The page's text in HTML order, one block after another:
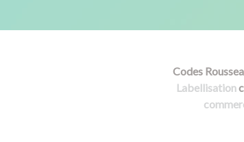
Codes
Labellisation